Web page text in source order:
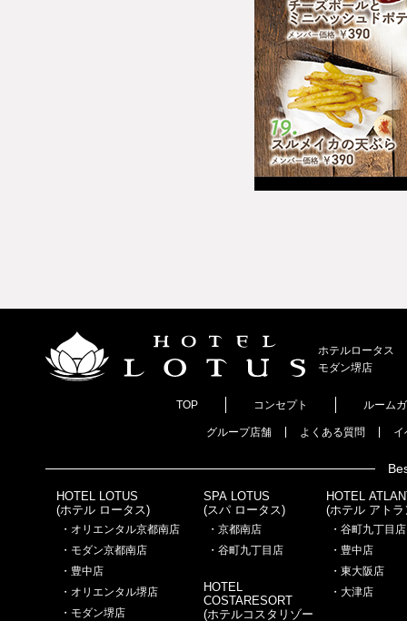
ホテルロータス
モダン堺店
TOP コンセプト ルーム
グループ店舗 よくある質問 イ
HOTEL LOTUS
(ホテル ロータス)
・オリエンタル京都南店
・モダン京都南店
・豊中店
・オリエンタル堺店
・モダン堺店
SPA LOTUS
(スパ ロータス)
・京都南店
・谷町九丁目店
HOTEL
COSTARESORT
(ホテルコスタリゾー
HOTEL
(ホテル アト
・谷町九丁目店
・豊中店
・東大阪店
・大津店